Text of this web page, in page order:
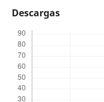
Descargas